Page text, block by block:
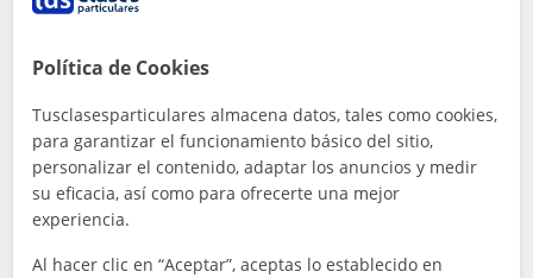
niveles.
ver más Contactar
Isabel
Política de Cookies
Tusclasesparticulares almacena datos, tales como cookies,
para garantizar el funcionamiento básico del sitio,
personalizar el contenido, adaptar los anuncios y medir
su eficacia, así como para ofrecerte una mejor
experiencia.
Al hacer clic en “Aceptar”, aceptas lo establecido en